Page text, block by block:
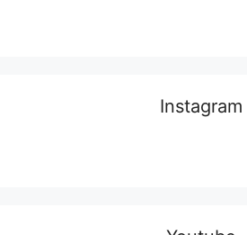
Instagram